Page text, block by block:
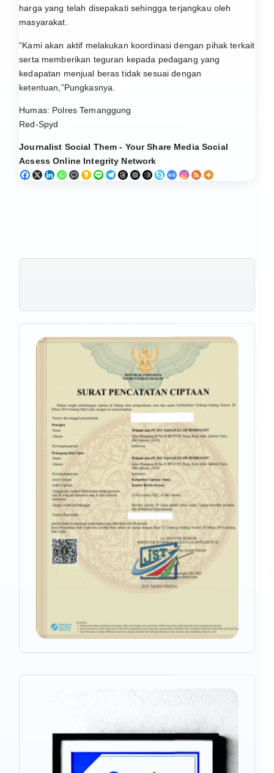
harga yang telah disepakati sehingga terjangkau oleh
masyarakat.
“Kami akan aktif melakukan koordinasi dengan pihak terkait
serta memberikan teguran kepada pedagang yang
kedapatan menjual beras tidak sesuai dengan
ketentuan,”Pungkasnya.
Humas: Polres Temanggung
Red-Spyd
Journalist Social Them - Your Share Media Social
Acsess Online Integrity Network